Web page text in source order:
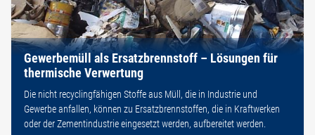
Gewerbemüll als Ersatzbrennstoff – Lösungen für
thermische Verwertung
Die nicht recyclingfähigen Stoffe aus Müll, die in Industrie und
Gewerbe anfallen, können zu Ersatzbrennstoffen, die in Kraftwerken
oder der Zementindustrie eingesetzt werden, aufbereitet werden.